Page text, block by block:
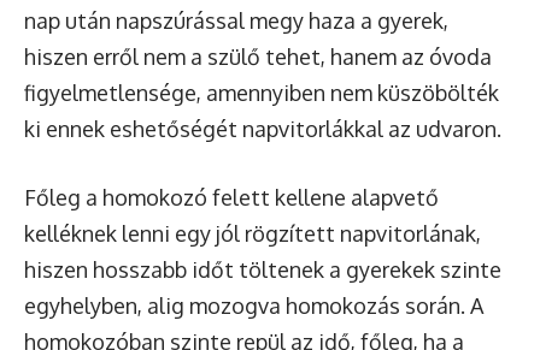
nap után napszúrással megy haza a gyerek,
hiszen erről nem a szülő tehet, hanem az óvoda
figyelmetlensége, amennyiben nem küszöbölték
ki ennek eshetőségét napvitorlákkal az udvaron.
Főleg a homokozó felett kellene alapvető
kelléknek lenni egy jól rögzített napvitorlának,
hiszen hosszabb időt töltenek a gyerekek szinte
egyhelyben, alig mozogva homokozás során. A
homokozóban szinte repül az idő, főleg, ha a